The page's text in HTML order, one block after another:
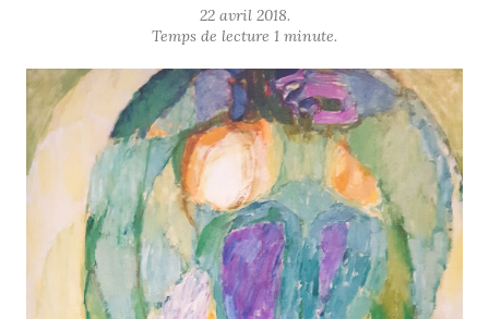
22 avril 2018.
Temps de lecture 1 minute.